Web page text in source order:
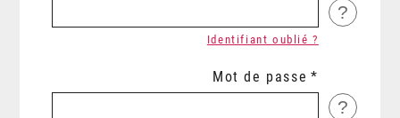
?
Identifiant oublié ?
Mot de passe
?